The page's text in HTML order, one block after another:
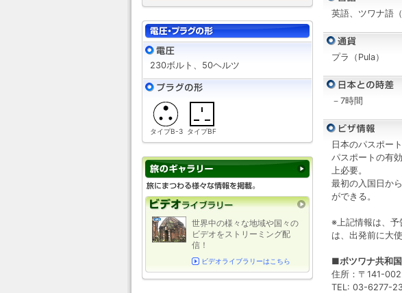
英語、ツワナ語（
プラ（Pula）
－7時間
日本のパスポー
パスポートの有
上必要。
最初の入国日か
ができる。
※上記情報は、予
は、出発前に大
■ボツワナ共和
住所：〒141-
TEL: 03-6277-
230ボルト、50ヘルツ
タイプB-3 タイプBF
世界中の様々な地域や国々の
ビデオをストリーミング配
信！
ビデオライブラリーはこちら